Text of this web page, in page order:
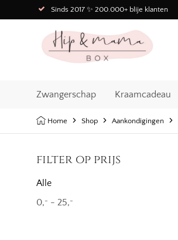
Sinds 2017 ✨ 200.000+ blije klanten
Zwangerschap Kraamcadeau
Home Shop Aankondigingen
filter op prijs
Alle
0,- - 25,-